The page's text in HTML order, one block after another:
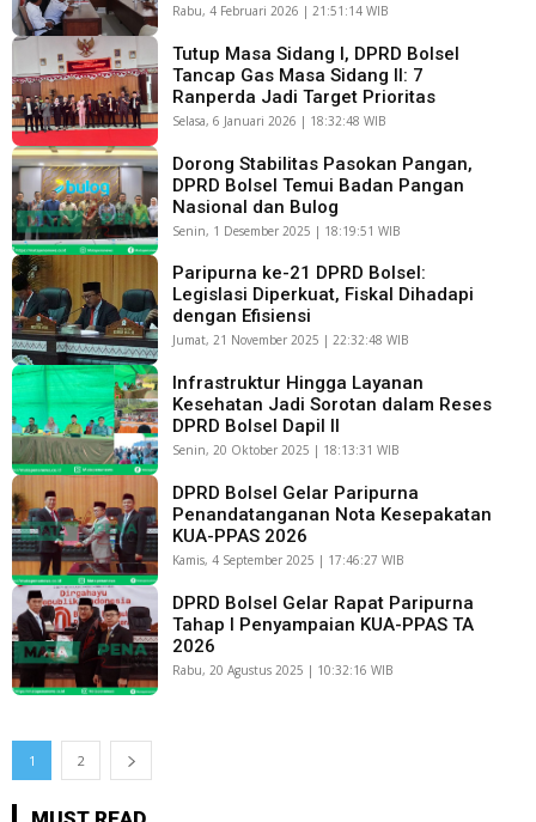
Rabu, 4 Februari 2026 | 21:51:14 WIB
Tutup Masa Sidang I, DPRD Bolsel
Tancap Gas Masa Sidang II: 7
Ranperda Jadi Target Prioritas
Selasa, 6 Januari 2026 | 18:32:48 WIB
Dorong Stabilitas Pasokan Pangan,
DPRD Bolsel Temui Badan Pangan
Nasional dan Bulog
Senin, 1 Desember 2025 | 18:19:51 WIB
Paripurna ke-21 DPRD Bolsel:
Legislasi Diperkuat, Fiskal Dihadapi
dengan Efisiensi
Jumat, 21 November 2025 | 22:32:48 WIB
Infrastruktur Hingga Layanan
Kesehatan Jadi Sorotan dalam Reses
DPRD Bolsel Dapil II
Senin, 20 Oktober 2025 | 18:13:31 WIB
DPRD Bolsel Gelar Paripurna
Penandatanganan Nota Kesepakatan
KUA-PPAS 2026
Kamis, 4 September 2025 | 17:46:27 WIB
DPRD Bolsel Gelar Rapat Paripurna
Tahap I Penyampaian KUA-PPAS TA
2026
Rabu, 20 Agustus 2025 | 10:32:16 WIB
1 2